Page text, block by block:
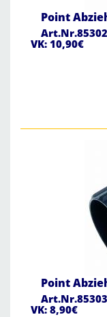
Point
VK: 10,90€
Point
VK: 8,90€